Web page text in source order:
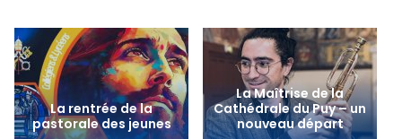
La rentrée de la
pastorale des jeunes
La Maîtrise de la
Cathédrale du Puy – un
nouveau départ